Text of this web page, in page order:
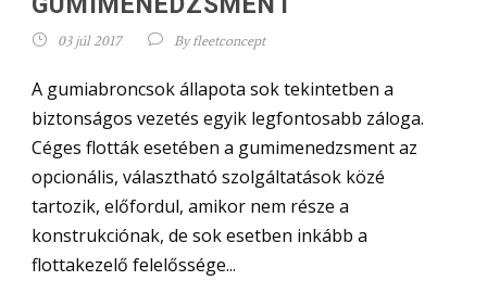
03 júl 2017 Byfleetconcept
A gumiabroncsok állapota sok tekintetben a
biztonságos vezetés egyik legfontosabb záloga.
Céges flották esetében a gumimenedzsment az
opcionális, választható szolgáltatások közé
tartozik, előfordul, amikor nem része a
konstrukciónak, de sok esetben inkább a
flottakezelő felelőssége...